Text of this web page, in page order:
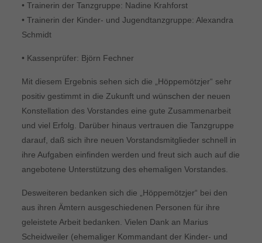
• Trainerin der Tanzgruppe: Nadine Krahforst
• Trainerin der Kinder- und Jugendtanzgruppe: Alexandra
Schmidt
• Kassenprüfer: Björn Fechner
Mit diesem Ergebnis sehen sich die „Höppemötzjer“ sehr
positiv gestimmt in die Zukunft und wünschen der neuen
Konstellation des Vorstandes eine gute Zusammenarbeit
und viel Erfolg. Darüber hinaus vertrauen die Tanzgruppe
darauf, daß sich ihre neuen Vorstandsmitglieder schnell in
ihre Aufgaben einfinden werden und freut sich auch auf die
angebotene Unterstützung des ehemaligen Vorstandes.
Desweiteren bedanken sich die „Höppemötzjer“ bei den
aus ihren Ämtern ausgeschiedenen Personen für ihre
geleistete Arbeit bedanken. Vielen Dank an Marius
Scheidweiler (ehemaliger Kommandant der Kinder- und